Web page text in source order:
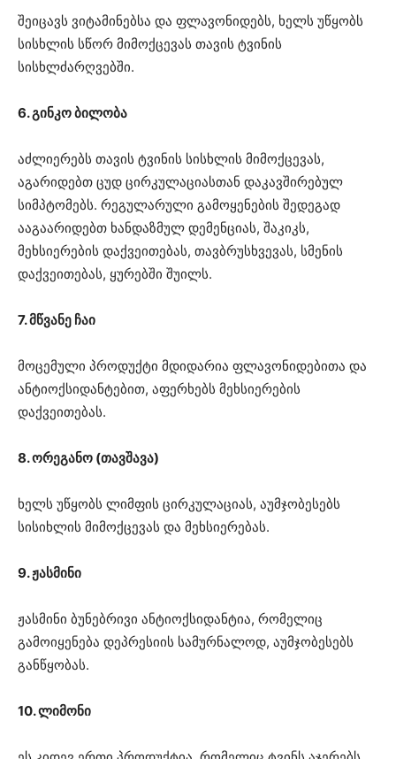
შეიცავს ვიტამინებსა და ფლავონიდებს, ხელს უწყობს
სისხლის სწორ მიმოქცევას თავის ტვინის
სისხლძარღვებში.
6. გინკო ბილობა
აძლიერებს თავის ტვინის სისხლის მიმოქცევას,
აგარიდებთ ცუდ ცირკულაციასთან დაკავშირებულ
სიმპტომებს. რეგულარული გამოყენების შედეგად
ააგაარიდებთ ხანდაზმულ დემენციას, შაკიკს,
მეხსიერების დაქვეითებას, თავბრუსხვევას, სმენის
დაქვეითებას, ყურებში შუილს.
7. მწვანე ჩაი
მოცემული პროდუქტი მდიდარია ფლავონიდებითა და
ანტიოქსიდანტებით, აფერხებს მეხსიერების
დაქვეითებას.
8. ორეგანო (თავშავა)
ხელს უწყობს ლიმფის ცირკულაციას, აუმჯობესებს
სისიხლის მიმოქცევას და მეხსიერებას.
9. ჟასმინი
ჟასმინი ბუნებრივი ანტიოქსიდანტია, რომელიც
გამოიყენება დეპრესიის სამურნალოდ, აუმჯობესებს
განწყობას.
10. ლიმონი